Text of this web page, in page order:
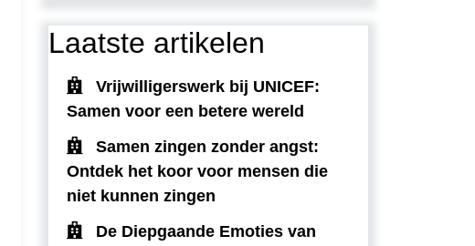
Laatste artikelen
Vrijwilligerswerk bij UNICEF:
Samen voor een betere wereld
Samen zingen zonder angst:
Ontdek het koor voor mensen die
niet kunnen zingen
De Diepgaande Emoties van